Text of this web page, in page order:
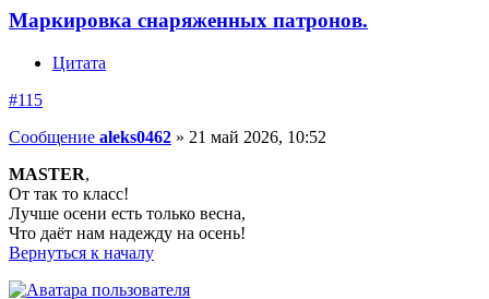
Маркировка снаряженных патронов.
Цитата
#115
Сообщение aleks0462 » 21 май 2026, 10:52
MASTER,
От так то класс!
Лучше осени есть только весна,
Что даёт нам надежду на осень!
Вернуться к началу